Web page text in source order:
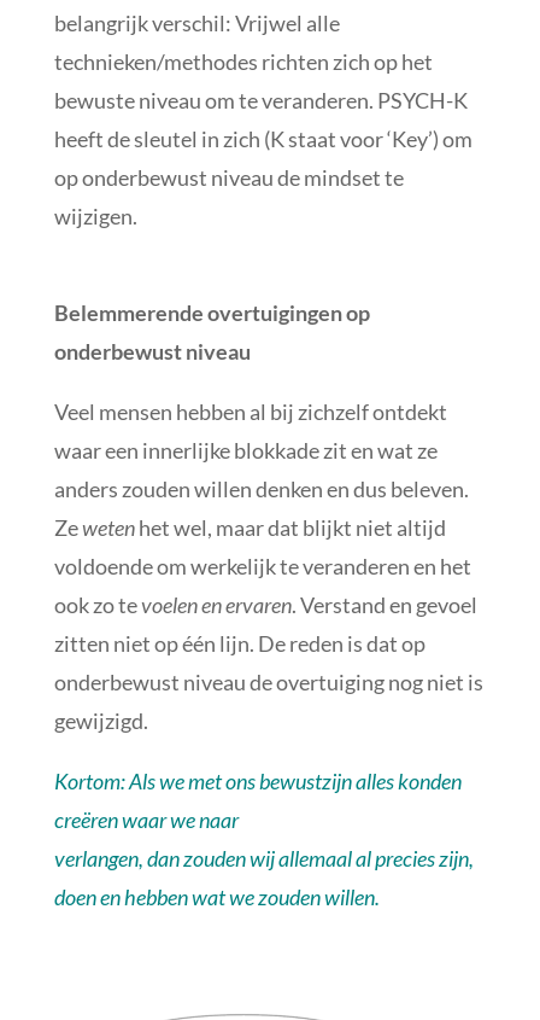
belangrijk verschil: Vrijwel alle
technieken/methodes richten zich op het
bewuste niveau om te veranderen. PSYCH-K
heeft de sleutel in zich (K staat voor ‘Key’) om
op onderbewust niveau de mindset te
wijzigen.
Belemmerende overtuigingen op
onderbewust niveau
Veel mensen hebben al bij zichzelf ontdekt
waar een innerlijke blokkade zit en wat ze
anders zouden willen denken en dus beleven.
Zewetenhet wel, maar dat blijkt niet altijd
voldoende om werkelijk te veranderen en het
ook zo tevoelen en ervaren. Verstand en gevoel
zitten niet op één lijn. De reden is dat op
onderbewust niveau de overtuiging nog niet is
gewijzigd.
Kortom: Als we met ons bewustzijn alles konden
creëren waar we naar
verlangen, dan zouden wij allemaal al precies zijn,
doen en hebben wat we zouden willen.